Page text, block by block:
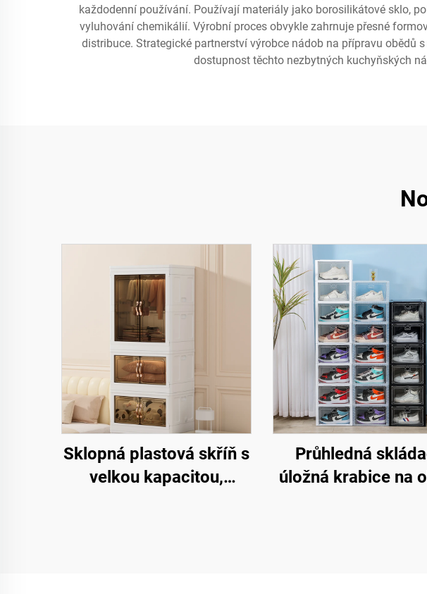
každodenní používání. Používají materiály jako borosilikátové sklo,
vyluhování chemikálií. Výrobní proces obvykle zahrnuje přesné
distribuce. Strategické partnerství výrobce nádob na přípravu
dostupnost těchto nezbytných kuchyňských
Sklopná plastová skříň s
velkou kapacitou,
Průhledná
úložná krabice na